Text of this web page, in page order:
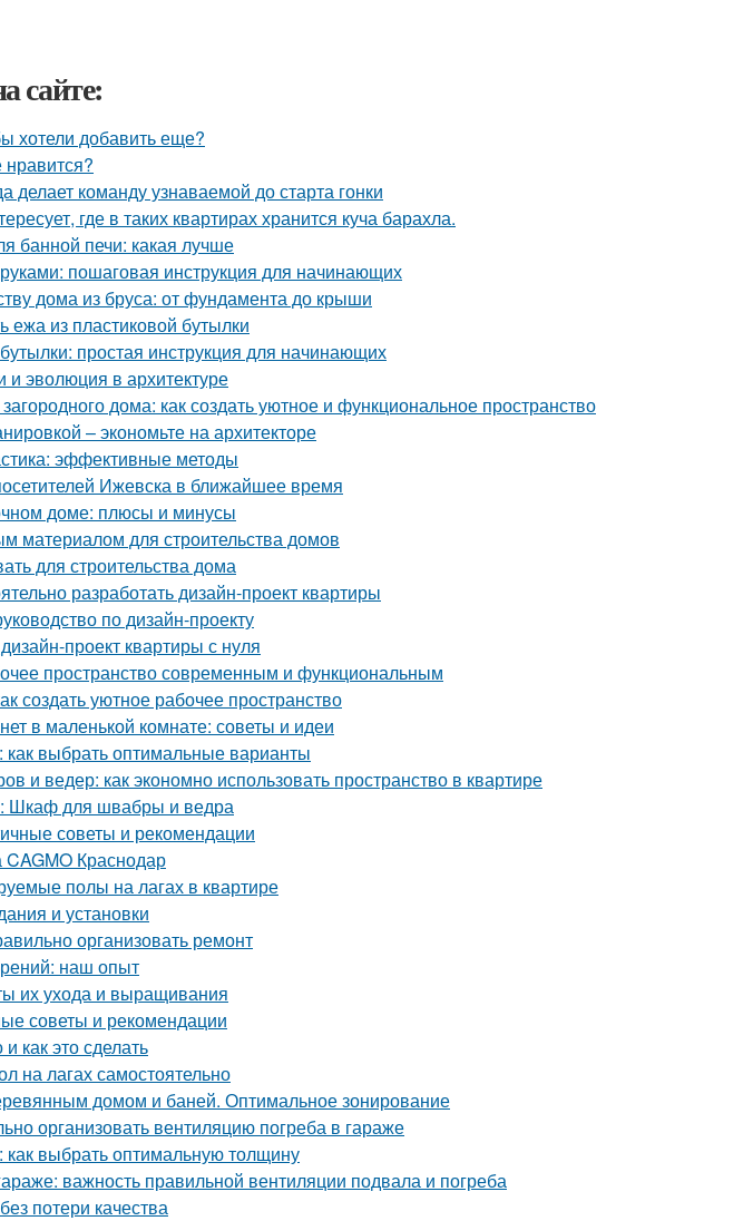
сайте:
хотели добавить еще?
команду узнаваемой до старта гонки
где в таких квартирах хранится куча барахла.
банной печи: какая лучше
пошаговая инструкция для начинающих
дома из бруса: от фундамента до крыши
ежа из пластиковой бутылки
простая инструкция для начинающих
и эволюция в архитектуре
дома: как создать уютное и функциональное пространство
– экономьте на архитекторе
эффективные методы
Ижевска в ближайшее время
доме: плюсы и минусы
материалом для строительства домов
для строительства дома
разработать дизайн-проект квартиры
по дизайн-проекту
проект квартиры с нуля
пространство современным и функциональным
создать уютное рабочее пространство
в маленькой комнате: советы и идеи
как выбрать оптимальные варианты
и ведер: как экономно использовать пространство в квартире
Шкаф для швабры и ведра
советы и рекомендации
Краснодар
полы на лагах в квартире
и установки
организовать ремонт
наш опыт
их ухода и выращивания
советы и рекомендации
как это сделать
на лагах самостоятельно
домом и баней. Оптимальное зонирование
организовать вентиляцию погреба в гараже
как выбрать оптимальную толщину
важность правильной вентиляции подвала и погреба
потери качества